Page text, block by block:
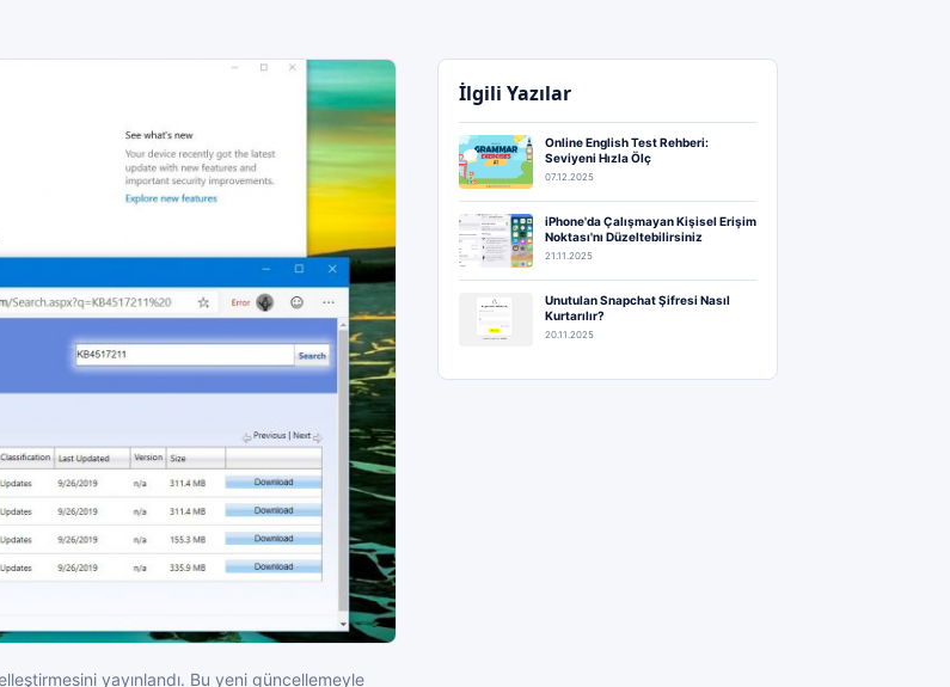
yayınlandı. Bu yeni güncellemeyle
İlgili Yazılar
Online English Test Rehberi:
Seviyeni Hızla Ölç
07.12.2025
iPhone'da Çalışmayan Kişisel Erişim
Noktası'nı Düzeltebilirsiniz
21.11.2025
Unutulan Snapchat Şifresi Nasıl
Kurtarılır?
20.11.2025